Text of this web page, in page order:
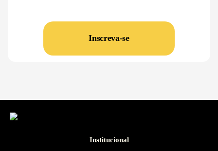
Inscreva-se
Institucional